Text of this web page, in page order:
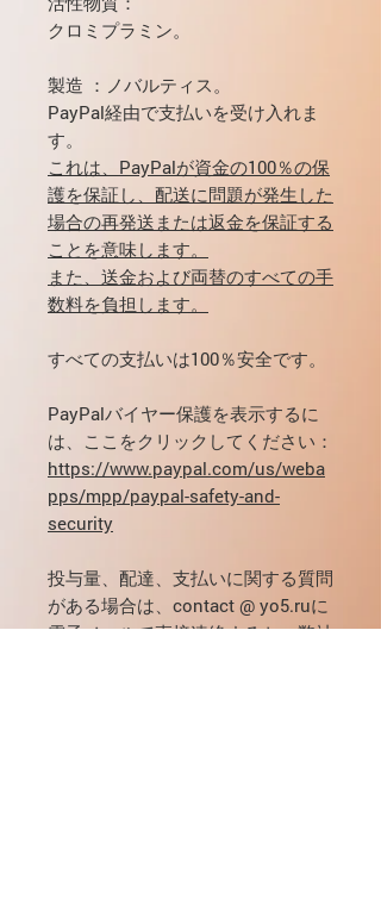
クロミプラミン。
製造 ：ノバルティス。
PayPal経由で支払いを受け入れま
す。
これは、PayPalが資金の100％の保
護を保証し、配送に問題が発生した
場合の再発送または返金を保証する
ことを意味します。
また、送金および両替のすべての手
数料を負担します。
すべての支払いは100％安全です。
PayPalバイヤー保護を表示するに
は、ここをクリックしてください：
https://www.paypal.com/us/weba
pps/mpp/paypal-safety-and-
security
投与量、配達、支払いに関する質問
がある場合は、contact @ yo5.ruに
電子メールで直接連絡するか、弊社